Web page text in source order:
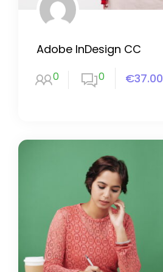
Adobe InDesign CC
0 0 €37.00